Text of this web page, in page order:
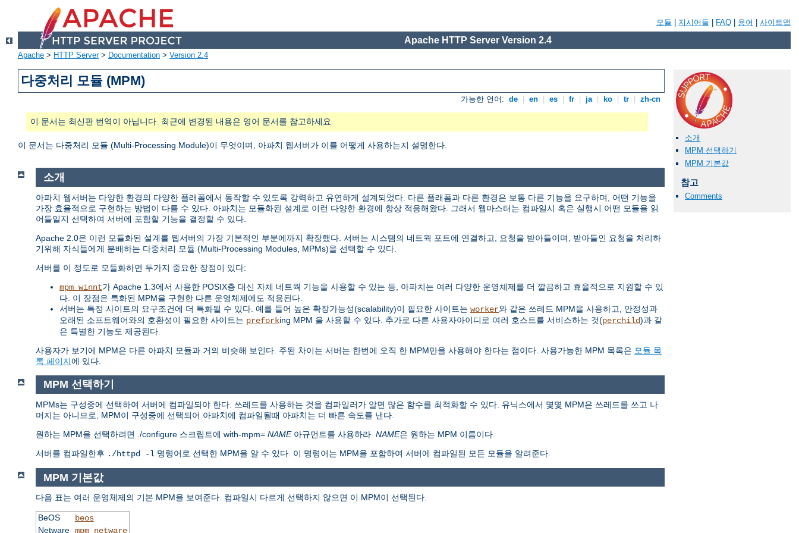
모듈 지시어들 FAQ 용어 사이트맵
Apache HTTP Server Version 2.4
Apache > HTTP Server> Documentation > Version 2.4
다중처리 모듈 (MPM)
가능한 언어: de en es fr ja ko tr zh-cn
이 문서는 최신판 번역이 아닙니다. 최근에 변경된 내용은 영어 문서를 참고하세요.
이 문서는 다중처리 모듈 (Multi-Processing Module)이 무엇이며, 아파치 웹서버가 이를 어떻게 사용하는지 설명한다.
소개
MPM 선택하기
MPM 기본값
참고
Comments
소개
아파치 웹서버는 다양한 환경의 다양한 플래폼에서 동작할 수 있도록 강력하고 유연하게 설계되었다. 다른 플래폼과 다른 환경은 보통 다른 기능을 요구하며, 어떤 기능을
가장 효율적으로 구현하는 방법이 다를 수 있다. 아파치는 모듈화된 설계로 이런 다양한 환경에 항상 적응해왔다. 그래서 웹마스터는 컴파일시 혹은 실행시 어떤 모듈을 읽
어들일지 선택하여 서버에 포함할 기능을 결정할 수 있다.
Apache 2.0은 이런 모듈화된 설계를 웹서버의 가장 기본적인 부분에까지 확장했다. 서버는 시스템의 네트웍 포트에 연결하고, 요청을 받아들이며, 받아들인 요청을 처리하
기위해 자식들에게 분배하는 다중처리 모듈 (Multi-Processing Modules, MPMs)을 선택할 수 있다.
서버를 이 정도로 모듈화하면 두가지 중요한 장점이 있다:
mpm_winnt가 Apache 1.3에서 사용한 POSIX층 대신 자체 네트웍 기능을 사용할 수 있는 등, 아파치는 여러 다양한 운영체제를 더 깔끔하고 효율적으로 지원할 수 있
다. 이 장점은 특화된 MPM을 구현한 다른 운영체제에도 적용된다.
서버는 특정 사이트의 요구조건에 더 특화될 수 있다. 예를 들어 높은 확장가능성(scalability)이 필요한 사이트는 worker와 같은 쓰레드 MPM을 사용하고, 안정성과
오래된 소프트웨어와의 호환성이 필요한 사이트는 preforking MPM 을 사용할 수 있다. 추가로 다른 사용자아이디로 여러 호스트를 서비스하는 것(perchild)과 같
은 특별한 기능도 제공된다.
사용자가 보기에 MPM은 다른 아파치 모듈과 거의 비슷해 보인다. 주된 차이는 서버는 한번에 오직 한 MPM만을 사용해야 한다는 점이다. 사용가능한 MPM 목록은 모듈 목
록 페이지에 있다.
MPM 선택하기
MPMs는 구성중에 선택하여 서버에 컴파일되야 한다. 쓰레드를 사용하는 것을 컴파일러가 알면 많은 함수를 최적화할 수 있다. 유닉스에서 몇몇 MPM은 쓰레드를 쓰고 나
머지는 아니므로, MPM이 구성중에 선택되어 아파치에 컴파일될때 아파치는 더 빠른 속도를 낸다.
원하는 MPM을 선택하려면 ./configure 스크립트에 with-mpm= NAME아규먼트를 사용하라. NAME은 원하는 MPM 이름이다.
서버를 컴파일한후 ./httpd -l 명령어로 선택한 MPM을 알 수 있다. 이 명령어는 MPM을 포함하여 서버에 컴파일된 모든 모듈을 알려준다.
MPM 기본값
다음 표는 여러 운영체제의 기본 MPM을 보여준다. 컴파일시 다르게 선택하지 않으면 이 MPM이 선택된다.
BeOS
beos
Netware mpm_netware